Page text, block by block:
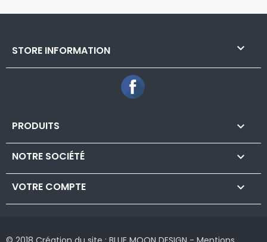
STORE INFORMATION 
PRODUITS 
NOTRE SOCIÉTÉ 
VOTRE COMPTE 